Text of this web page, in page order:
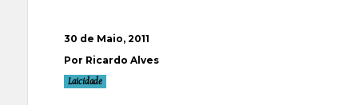
30 de Maio, 2011
Por Ricardo Alves
Laicidade